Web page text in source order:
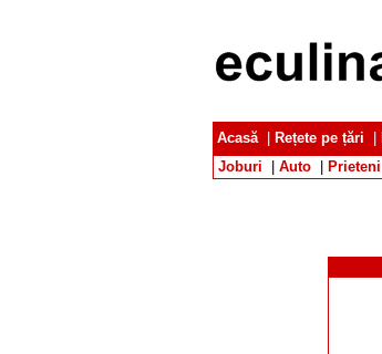
Acasă| Rețete pe țări
Joburi
Auto Prieteni